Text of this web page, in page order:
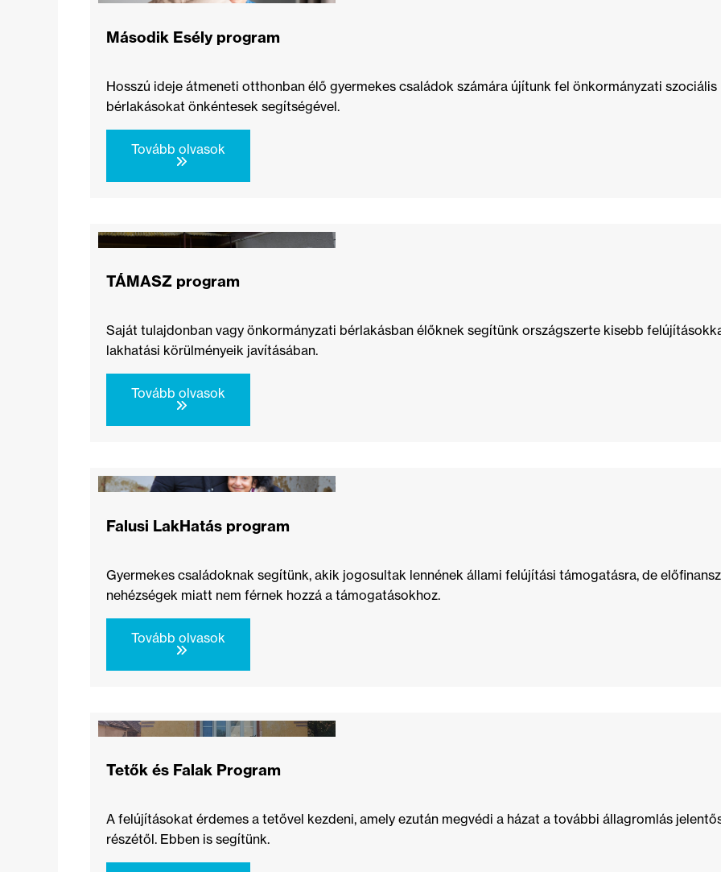
Második Esély program
Hosszú ideje átmeneti otthonban élő gyermekes családok számára újítunk fel önkormányzati szociális
bérlakásokat önkéntesek segítségével.
Tovább olvasok
TÁMASZ program
Saját tulajdonban vagy önkormányzati bérlakásban élőknek segítünk országszerte kisebb
lakhatási körülményeik javításában.
Tovább olvasok
Falusi LakHatás program
Gyermekes családoknak segítünk, akik jogosultak lennének állami felújítási támogatásra, de
nehézségek miatt nem férnek hozzá a támogatásokhoz.
Tovább olvasok
Tetők és Falak Program
A felújításokat érdemes a tetővel kezdeni, amely ezután megvédi a házat a további állagromlás
részétől. Ebben is segítünk.